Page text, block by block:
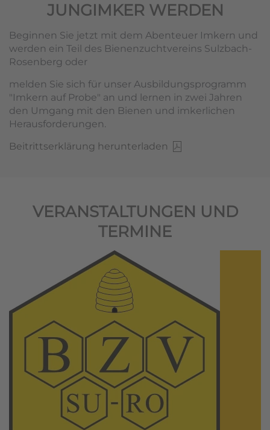
JUNGIMKER WERDEN
Beginnen Sie jetzt mit dem Abenteuer Imkern und
werden ein Teil des Bienenzuchtvereins Sulzbach-
Rosenberg oder
melden Sie sich für unser Ausbildungsprogramm
"Imkern auf Probe" an und lernen in zwei Jahren
den Umgang mit den Bienen und imkerlichen
Herausforderungen.
Beitrittserklärung herunterladen
VERANSTALTUNGEN UND
TERMINE